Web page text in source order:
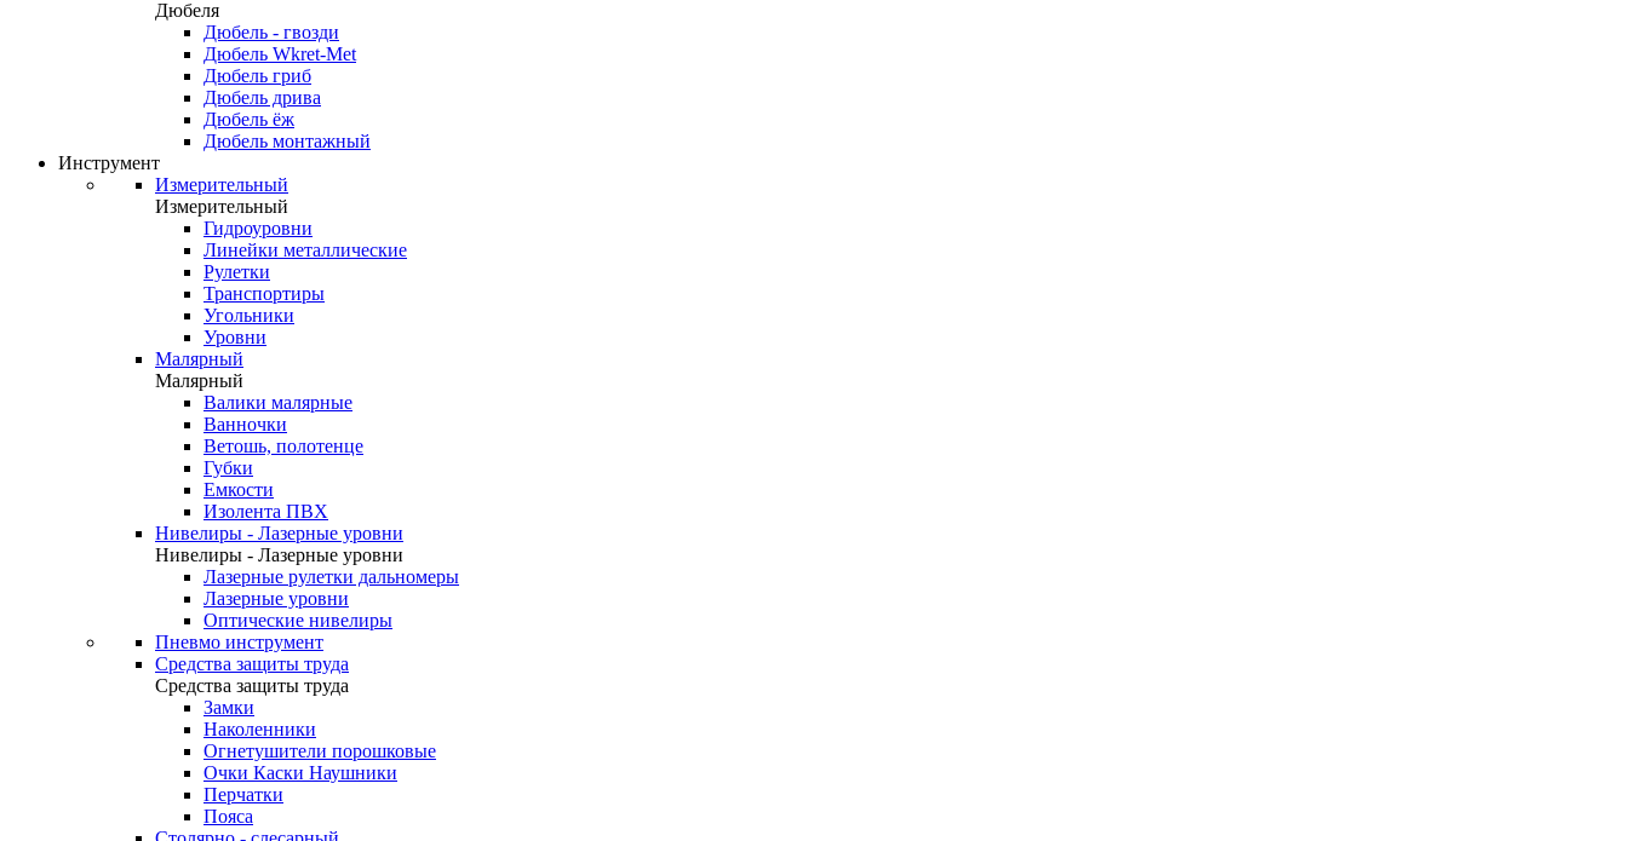
Дюбеля
Дюбель - гвозди
Дюбель Wkret-Met
Дюбель гриб
Дюбель дрива
Дюбель ёж
Дюбель монтажный
Инструмент
Измерительный
Измерительный
Гидроуровни
Линейки металлические
Рулетки
Транспортиры
Угольники
Уровни
Малярный
Малярный
Валики малярные
Ванночки
Ветошь, полотенце
Губки
Емкости
Изолента ПВХ
Нивелиры - Лазерные уровни
Нивелиры - Лазерные уровни
Лазерные рулетки дальномеры
Лазерные уровни
Оптические нивелиры
Пневмо инструмент
Средства защиты труда
Средства защиты труда
Замки
Наколенники
Огнетушители порошковые
Очки Каски Наушники
Перчатки
Пояса